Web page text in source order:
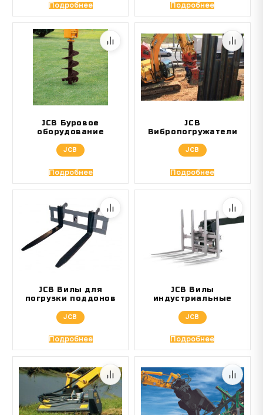
Подробнее Подробнее
JCB Буровое
оборудование
JCB
Подробнее
JCB
Вибропогружатели
JCB
Подробнее
JCB Вилы для
погрузки поддонов
JCB
Подробнее
JCB Вилы
индустриальные
JCB
Подробнее